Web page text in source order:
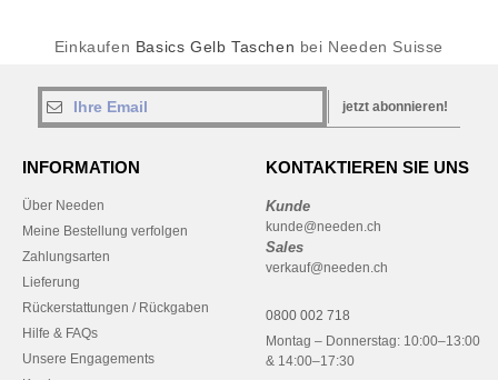
Einkaufen Basics Gelb Taschen bei Needen Suisse
jetzt abonnieren!
INFORMATION
Über Needen
Meine Bestellung verfolgen
Zahlungsarten
Lieferung
Rückerstattungen / Rückgaben
Hilfe & FAQs
Unsere Engagements
KONTAKTIEREN SIE UNS
Kunde
kunde@needen.ch
Sales
verkauf@needen.ch
0800 002 718
Montag – Donnerstag: 10:00–13:00
& 14:00–17:30